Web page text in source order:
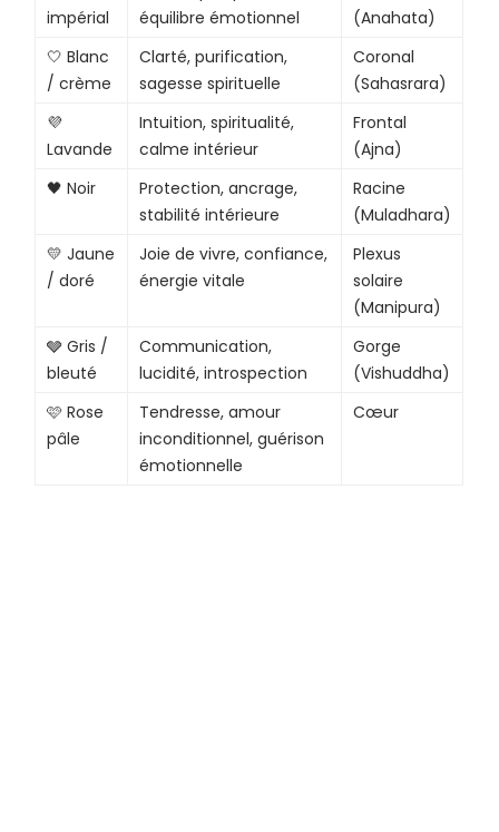
impérial
équilibre émotionnel
(Anahata)
🤍 Blanc
/ crème
Clarté, purification,
sagesse spirituelle
Coronal
(Sahasrara)
💜
Lavande
Intuition, spiritualité,
calme intérieur
Frontal
(Ajna)
🖤 Noir
Protection, ancrage,
stabilité intérieure
Racine
(Muladhara)
💛 Jaune
/ doré
Joie de vivre, confiance,
énergie vitale
Plexus
solaire
(Manipura)
🩶 Gris /
bleuté
Communication,
lucidité, introspection
Gorge
(Vishuddha)
🩷 Rose
pâle
Tendresse, amour
inconditionnel, guérison
émotionnelle
Cœur